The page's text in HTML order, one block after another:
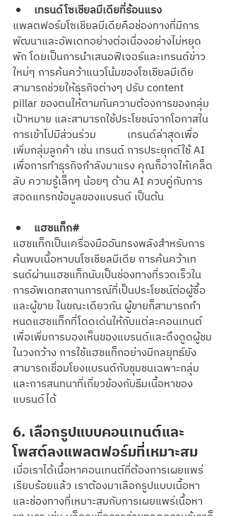
เทรนด์โซเชียลมีเดียที่ร้อนแรง
แพลตฟอร์มโซเชียลมีเดียคือช่องทางที่มีการ
พัฒนาและอัพเดทอย่างต่อเนื่องอย่างไม่หยุด
พัก โดยเป็นการนำเสนอฟีเจอร์และเทรนด์ข่าว
ใหม่ๆ การค้นคว้าแนวโน้มของโซเชียลมีเดีย
สามารถช่วยให้ธุรกิจต่างๆ ปรับ content
pillar ของตนให้ตามทันความต้องการของกลุ่ม
เป้าหมาย และสามารถใช้ประโยชน์จากโอกาสใน
การเข้าไปมีส่วนร่วม           เทรนด์ล่าสุดเพื่อ
เพิ่มกลุ่มลูกค้า เช่น เทรนด์ การประยุกต์ใช้ AI
เพื่อการทำธุรกิจกำลังมาแรง คุณก็อาจให้เคล็ด
ลับ ความรู้เล็กๆ น้อยๆ ด้าน AI ควบคู่กับการ
สอดแทรกข้อมูลของแบรนด์ เป็นต้น
แฮชแท็ก#
แฮชแท็กเป็นเครื่องมืออันทรงพลังสำหรับการ
ค้นพบเนื้อหาบนโซเชียลมีเดีย การค้นคว้าเท
รนด์ผ่านแฮชแท็กนับเป็นช่องทางที่รวดเร็วใน
การอัพเดทสถานการณ์ที่เป็นประโยชน์ต่อผู้ซื้อ
และผู้ขาย ในขณะเดียวกัน ผู้ขายก็สามารถกำ
หนดแฮชแท็กที่โดดเด่นให้กับแต่ละคอนเทนต์
เพื่อเพิ่มการมองเห็นของแบรนด์และดึงดูดผู้ชม
ในวงกว้าง การใช้แฮชแท็กอย่างมีกลยุทธ์ยัง
สามารถเชื่อมโยงแบรนด์กับชุมชนเฉพาะกลุ่ม
และการสนทนาที่เกี่ยวข้องกับธีมเนื้อหาของ
แบรนด์ได้
6. เลือกรูปแบบคอนเทนต์และ
โพสต์ลงแพลตฟอร์มที่เหมาะสม
เมื่อเราได้เนื้อหาคอนเทนต์ที่ต้องการเผยแพร่
เรียบร้อยแล้ว เราต้องมาเลือกรูปแบบเนื้อหา
และช่องทางที่เหมาะสมกับการเผยแพร่เนื้อหา